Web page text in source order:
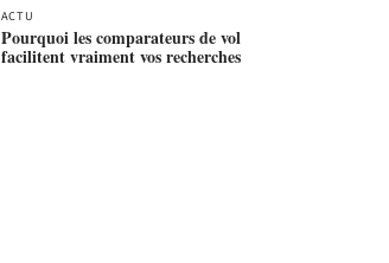
ACTU
Pourquoi les comparateurs de vol
facilitent vraiment vos recherches